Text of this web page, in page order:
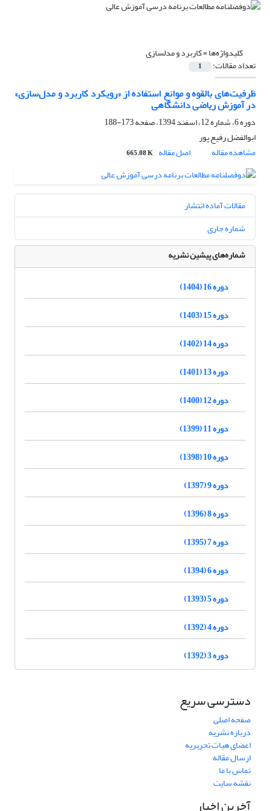
کلیدواژه‌ها =کاربرد و مدلسازی
تعداد مقالات: 1
ظرفیت‌های بالقوه و موانع استفاده از «رویکرد کاربرد و مدل‌سازی»
در آموزش ریاضی دانشگاهی
دوره 6، شماره 12، اسفند 1394، صفحه
173-188
ابوالفضل رفیع پور
مشاهده مقاله
اصل مقاله 665.08 K
مقالات آماده انتشار
شماره جاری
شماره‌های پیشین نشریه
دوره 16 (1404)
دوره 15 (1403)
دوره 14 (1402)
دوره 13 (1401)
دوره 12 (1400)
دوره 11 (1399)
دوره 10 (1398)
دوره 9 (1397)
دوره 8 (1396)
دوره 7 (1395)
دوره 6 (1394)
دوره 5 (1393)
دوره 4 (1392)
دوره 3 (1392)
دسترسی سریع
صفحه اصلی
درباره نشریه
اعضای هیات تحریریه
ارسال مقاله
تماس با ما
نقشه سایت
آخرین اخبار